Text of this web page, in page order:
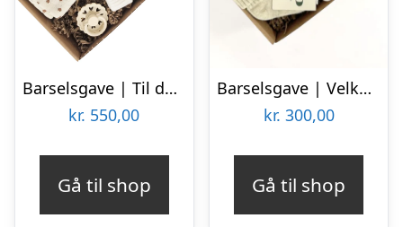
Barselsgave | Til den nye Mor
kr. 550,00
Gå til shop
Barselsgave | Velkommen til Verden
kr. 300,00
Gå til shop